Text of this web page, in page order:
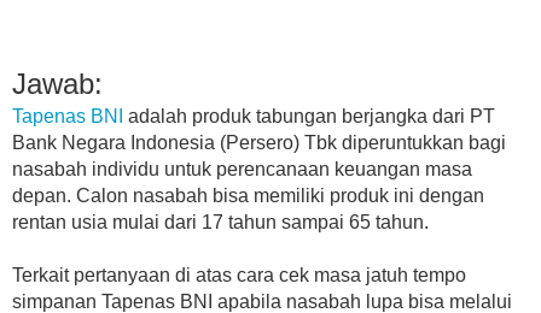
Jawab:
Tapenas BNI
adalah produk tabungan berjangka dari PT
Bank Negara Indonesia (Persero) Tbk diperuntukkan bagi
nasabah individu untuk perencanaan keuangan masa
depan. Calon nasabah bisa memiliki produk ini dengan
rentan usia mulai dari 17 tahun sampai 65 tahun.
Terkait pertanyaan di atas cara cek masa jatuh tempo
simpanan Tapenas BNI apabila nasabah lupa bisa melalui